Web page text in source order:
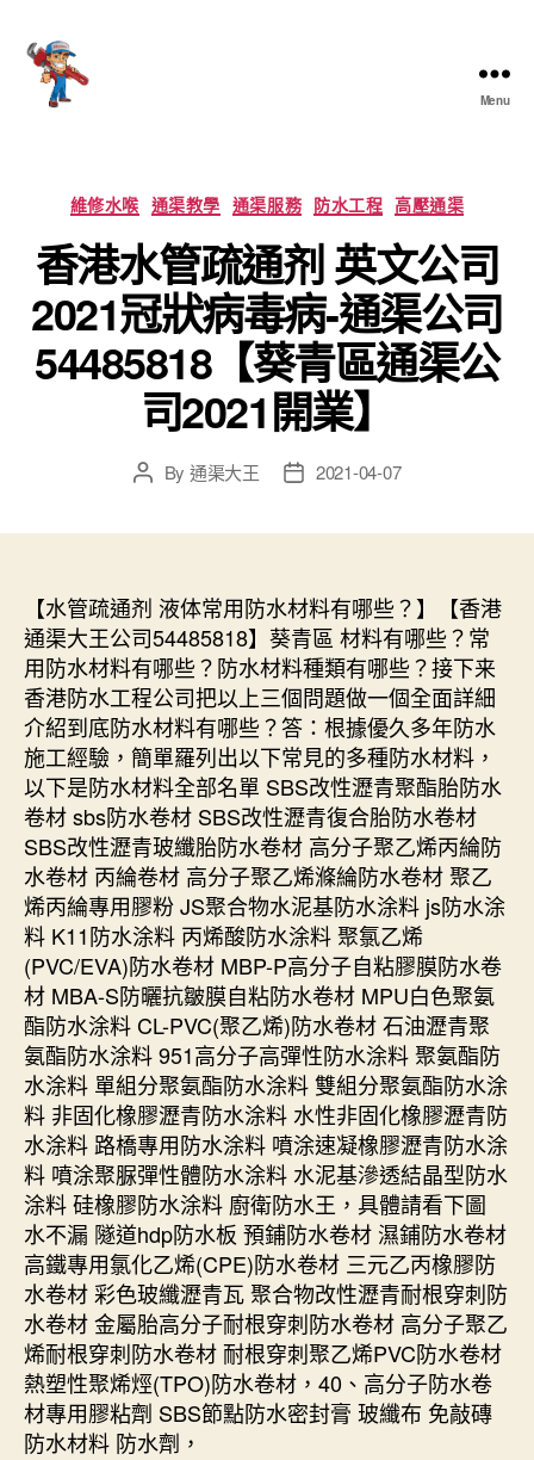
王
Menu
Categories
維修水喉 通渠教學 通渠服務 防水工程 高壓通渠
香港水管疏通剂 英文公司
2021冠狀病毒病-通渠公司
54485818【葵青區通渠公
司2021開業】
PostBy 通渠大王
Post2021-04-07
【水管疏通剂 液体常用防水材料有哪些？】【香港
通渠大王公司54485818】葵青區 材料有哪些？常
用防水材料有哪些？防水材料種類有哪些？接下来
香港防水工程公司把以上三個問題做一個全面詳細
介紹到底防水材料有哪些？答：根據優久多年防水
施工經驗，簡單羅列出以下常見的多種防水材料，
以下是防水材料全部名單 SBS改性瀝青聚酯胎防水
卷材 sbs防水卷材 SBS改性瀝青復合胎防水卷材
SBS改性瀝青玻纖胎防水卷材 高分子聚乙烯丙綸防
水卷材 丙綸卷材 高分子聚乙烯滌綸防水卷材 聚乙
烯丙綸專用膠粉 JS聚合物水泥基防水涂料 js防水涂
料 K11防水涂料 丙烯酸防水涂料 聚氯乙烯
(PVC/EVA)防水卷材 MBP-P高分子自粘膠膜防水卷
材 MBA-S防曬抗皺膜自粘防水卷材 MPU白色聚氨
酯防水涂料 CL-PVC(聚乙烯)防水卷材 石油瀝青聚
氨酯防水涂料 951高分子高彈性防水涂料 聚氨酯防
水涂料 單組分聚氨酯防水涂料 雙組分聚氨酯防水涂
料 非固化橡膠瀝青防水涂料 水性非固化橡膠瀝青防
水涂料 路橋專用防水涂料 噴涂速凝橡膠瀝青防水涂
料 噴涂聚脲彈性體防水涂料 水泥基滲透結晶型防水
涂料 硅橡膠防水涂料 廚衛防水王，具體請看下圖
水不漏 隧道hdp防水板 預鋪防水卷材 濕鋪防水卷材
高鐵專用氯化乙烯(CPE)防水卷材 三元乙丙橡膠防
水卷材 彩色玻纖瀝青瓦 聚合物改性瀝青耐根穿刺防
水卷材 金屬胎高分子耐根穿刺防水卷材 高分子聚乙
烯耐根穿刺防水卷材 耐根穿刺聚乙烯PVC防水卷材
熱塑性聚烯烴(TPO)防水卷材，40、高分子防水卷
材專用膠粘劑 SBS節點防水密封膏 玻纖布 免敲磚
防水材料 防水劑，